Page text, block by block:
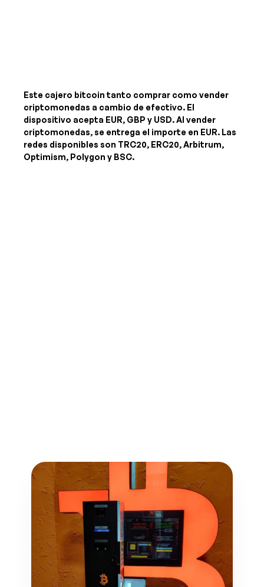
Este cajero bitcoin tanto comprar como vender
criptomonedas a cambio de efectivo. El
dispositivo acepta EUR, GBP y USD. Al vender
criptomonedas, se entrega el importe en EUR. Las
redes disponibles son TRC20, ERC20, Arbitrum,
Optimism, Polygon y BSC.